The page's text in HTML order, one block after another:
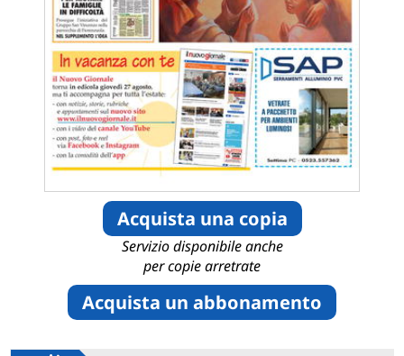
Acquista una copia
Servizio disponibile anche
per copie arretrate
Acquista un abbonamento